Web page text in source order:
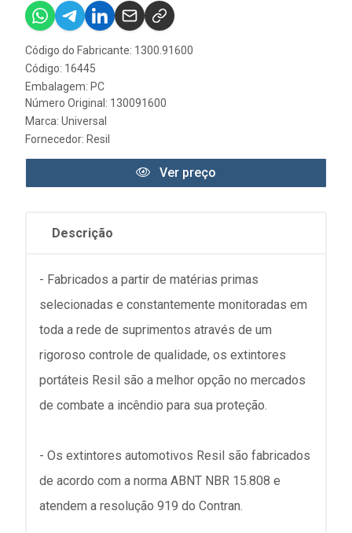
Código do Fabricante: 1300.91600
Código: 16445
Embalagem: PC
Número Original: 130091600
Marca: Universal
Fornecedor: Resil
Ver preço
Descrição
- Fabricados a partir de matérias primas
selecionadas e constantemente monitoradas em
toda a rede de suprimentos através de um
rigoroso controle de qualidade, os extintores
portáteis Resil são a melhor opção no mercados
de combate a incêndio para sua proteção.
- Os extintores automotivos Resil são fabricados
de acordo com a norma ABNT NBR 15.808 e
atendem a resolução 919 do Contran.